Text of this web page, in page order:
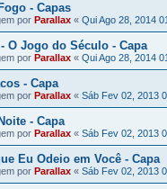
- Capas
por Parallax « Qui Ago 28, 2014
O Jogo do Século - Capa
por Parallax « Qui Ago 28, 2014
- Capa
por Parallax « Sáb Fev 02, 2013
- Capa
por Parallax « Sáb Fev 02, 2013
Eu Odeio em Você - Capa
por Parallax « Sáb Fev 02, 2013